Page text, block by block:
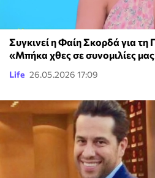
Συγκινεί η Φαίη Σκορδά για
«Μπήκα χθες σε συνομιλίες
Life 26.05.2026 17:09